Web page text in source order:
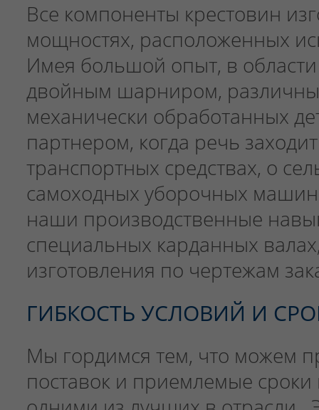
Все компоненты крестовин
мощностях, расположенных
Имея большой опыт, в
двойным шарниром,
механически обработанных
партнером, когда речь
транспортных средствах, о
самоходных уборочных
наши производственные
специальных карданных
изготовления по чертежам
ГИБКОСТЬ УСЛОВИЙ И
Мы гордимся тем, что можем
поставок и приемлемые сроки